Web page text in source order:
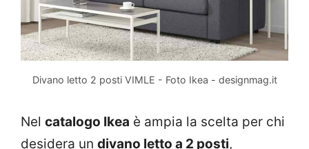
Divano letto 2 posti VIMLE - Foto Ikea - designmag.it
Nel catalogo Ikea è ampia la scelta per chi
desidera un divano letto a 2 posti,